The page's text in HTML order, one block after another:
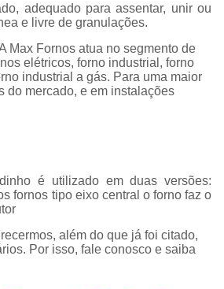
Forno para Fundir Peça de Alumínio
Alumínio
Fornos para Fundir
Forno a Oleo para Fundição
Forno a Oleo para Fundição de Bronze
Forno de
Forno para
Forno Basculante de Alumínio
de Resistência
Forno
Manual
Forno Basculante
Cadinho Basculante
Forno
adequado para assentar, unir ou
e livre de granulações.
Max Fornos atua no segmento de
elétricos, forno industrial, forno
industrial a gás. Para uma maior
do mercado, e em instalações
é utilizado em duas versões:
fornos tipo eixo central o forno faz o
além do que já foi citado,
Por isso, fale conosco e saiba